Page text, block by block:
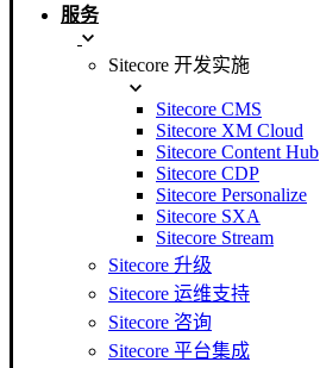
服务
Sitecore 开发实施
Sitecore CMS
Sitecore XM Cloud
Sitecore Content Hub
Sitecore CDP
Sitecore Personalize
Sitecore SXA
Sitecore Stream
Sitecore 升级
Sitecore 运维支持
Sitecore 咨询
Sitecore 平台集成